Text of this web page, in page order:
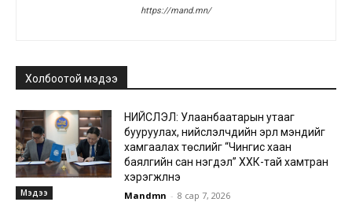
https://mand.mn/
Холбоотой мэдээ
Мэдээ
НИЙСЛЭЛ: Улаанбаатарын утааг
бууруулах, нийслэлчүүдийн эрүүл мэндийг
хамгаалах төслийг “Чингис хаан
баялгийн сан нэгдэл” ХХК-тай хамтран
хэрэгжүүлнэ
Mandmn - 8 сар 7, 2026